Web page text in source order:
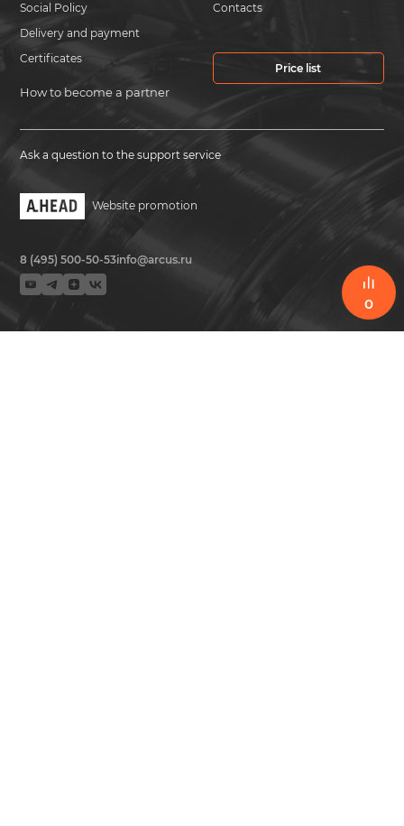
0
Social Policy
Delivery and payment
Certificates
How to become a partner
Contacts
Price list
Ask a question to the support service
Website promotion
8 (495) 500-50-53info@arcus.ru